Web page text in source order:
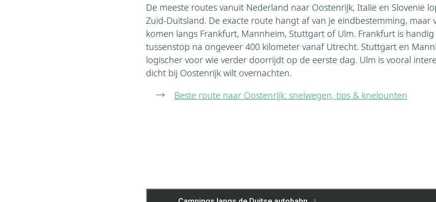
De meeste routes vanuit Nederland naar Oostenrijk, Italië en Slovenië
Zuid-Duitsland. De exacte route hangt af van je eindbestemming, maar
komen langs Frankfurt, Mannheim, Stuttgart of Ulm. Frankfurt is handig
tussenstop na ongeveer 400 kilometer vanaf Utrecht. Stuttgart en
logischer voor wie verder doorrijdt op de eerste dag. Ulm is vooral
dicht bij Oostenrijk wilt overnachten.
Beste route naar Oostenrijk: snelwegen, tips & knelpunten